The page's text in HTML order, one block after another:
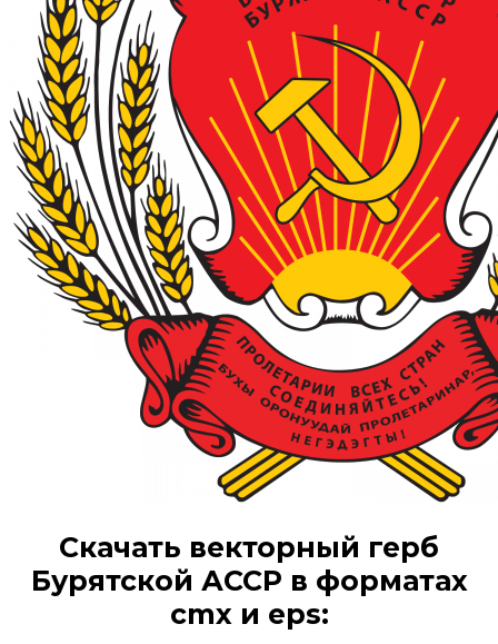
Скачать векторный герб
Бурятской АССР в форматах
cmx и eps: